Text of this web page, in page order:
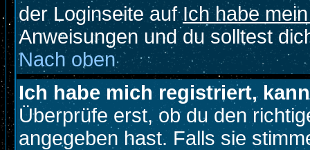
der Loginseite aufIch habe
Anweisungen und du solltest
Nach oben
Ich habe mich registriert,
Überprüfe erst, ob du den
angegeben hast. Falls sie